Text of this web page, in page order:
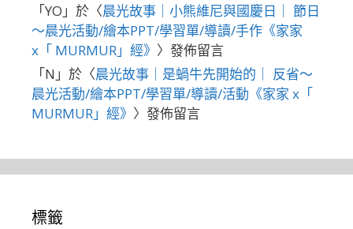
「YO 」於〈晨光故事｜小熊維尼與國慶日｜ 節日
～晨光活動/繪本PPT/學習單/導讀/手作《家家
x「 MURMUR」經》 〉發佈留言
「N 」於〈晨光故事｜是蝸牛先開始的｜ 反省～
晨光活動/繪本PPT/學習單/導讀/活動《家家 x「
MURMUR」經》 〉發佈留言
標籤